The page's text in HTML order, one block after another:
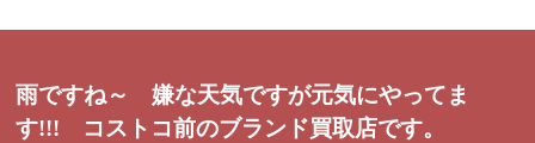
雨ですね～ 嫌な天気ですが元気にやってま
す!!! コストコ前のブランド買取店です。